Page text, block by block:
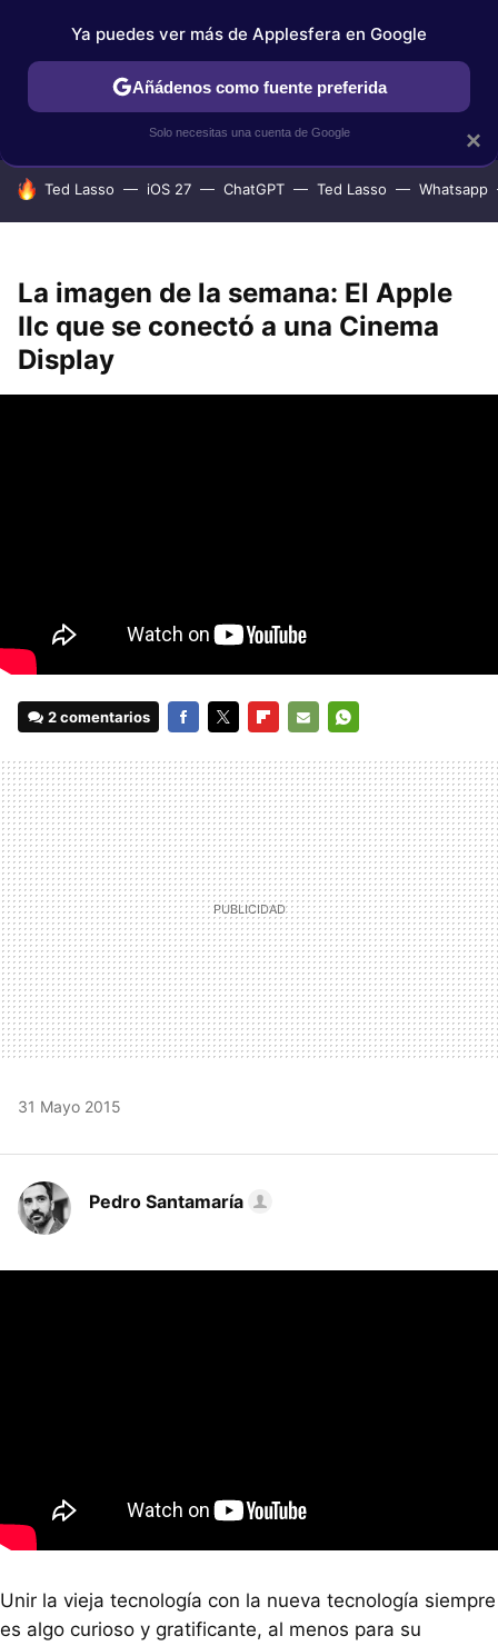
IPHONE TUTORIALES APPLESFERA SELECCIÓN
HOY SE HABLA DE
Ted Lasso iOS 27 ChatGPT Ted Lasso Whatsapp
La imagen de la semana: El Apple
IIc que se conectó a una Cinema
Display
2 comentarios
MAIL
31 Mayo 2015
Pedro Santamaría
Unir la vieja tecnología con la nueva tecnología siempre
es algo curioso y gratificante, al menos para su
×
Ya puedes ver más de Applesfera en Google
Añádenos como fuente preferida
Solo necesitas una cuenta de Google